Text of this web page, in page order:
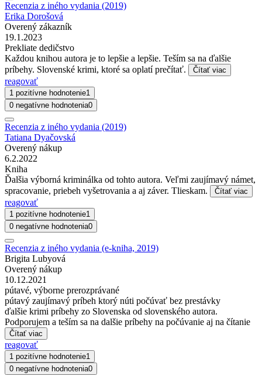
Recenzia z iného vydania (2019)
Erika Dorošová
Overený zákazník
19.1.2023
Prekliate dedičstvo
Každou knihou autora je to lepšie a lepšie. Teším sa na ďalšie
príbehy. Slovenské krimi, ktoré sa oplatí prečítať.
Čítať viac
reagovať
1 pozitívne hodnotenie1
0 negatívne hodnotenia0
Recenzia z iného vydania (2019)
Tatiana Dyačovská
Overený nákup
6.2.2022
Kniha
Ďalšia výborná kriminálka od tohto autora. Veľmi zaujímavý námet,
spracovanie, priebeh vyšetrovania a aj záver. Tlieskam.
Čítať viac
reagovať
1 pozitívne hodnotenie1
0 negatívne hodnotenia0
Recenzia z iného vydania (e-kniha, 2019)
Brigita Lubyová
Overený nákup
10.12.2021
pútavé, výborne prerozprávané
pútavý zaujímavý príbeh ktorý núti počúvať bez prestávky
ďalšie krimi príbehy zo Slovenska od slovenského autora.
Podporujem a teším sa na dalšie príbehy na počúvanie aj na čítanie
Čítať viac
reagovať
1 pozitívne hodnotenie1
0 negatívne hodnotenia0